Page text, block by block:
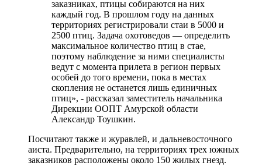
заказниках, птицы собираются на них
каждый год. В прошлом году на данных
территориях регистрировали стаи в 5000 и
2500 птиц. Задача охотоведов — определить
максимальное количество птиц в стае,
поэтому наблюдение за ними специалисты
ведут с момента прилета в регион первых
особей до того времени, пока в местах
скопления не останется лишь единичных
птиц», - рассказал заместитель начальника
Дирекции ООПТ Амурской области
Александр Тоушкин.
Посчитают также и журавлей, и дальневосточного
аиста. Предварительно, на территориях трех южных
заказников расположены около 150 жилых гнезд.